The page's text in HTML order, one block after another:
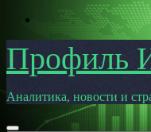
Перейти
содержимому
Профиль
Аналитика, новости и